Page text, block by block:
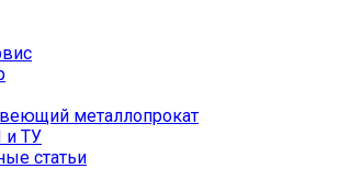
металлопрокат
и ТУ
статьи